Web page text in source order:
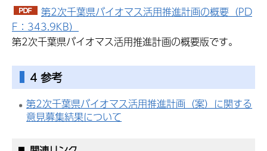
第2次千葉県バイオマス活用推進計画の概要（PD
F：343.9KB）
第2次千葉県バイオマス活用推進計画の概要版です。
4 参考
第2次千葉県バイオマス活用推進計画（案）に関する
意見募集結果について